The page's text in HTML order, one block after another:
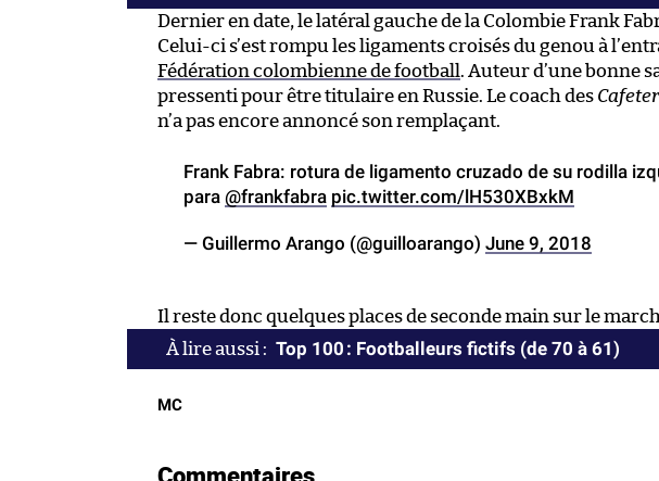
Dernier en date, le latéral gauche de la Colombie Frank
Celui-ci s’est rompu les ligaments croisés du genou à
Fédération colombienne de football. Auteur d’une bonne
pressenti pour être titulaire en Russie. Le coach des
n’a pas encore annoncé son remplaçant.
Frank Fabra: rotura de ligamento cruzado de su rodilla
para @frankfabra pic.twitter.com/lH530XBxkM
— Guillermo Arango (@guilloarango) June 9, 2018
Il reste donc quelques places de seconde main sur le
Top 100 : Footballeurs fictifs (de 70 à 61)
MC